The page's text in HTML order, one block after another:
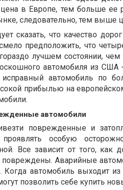
в Европе, тем больше ее
следовательно, тем выше
сказать, что качество
предположить, что
лучшем состоянии,
автомобиля из США
автомобиль по
прибылью на
автомобили
поврежденные и
проявлять особую
Все зависит от того,
Аварийные
Когда автомобиль выходит
позволить себе купить